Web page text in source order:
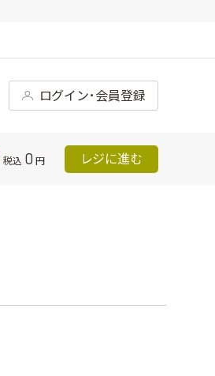
ログイン･会員登録
税込 0 円 レジに進む